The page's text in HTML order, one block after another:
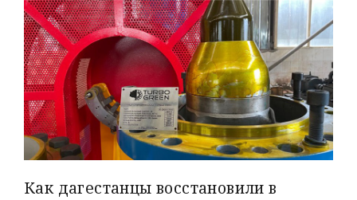
Как дагестанцы восстановили в